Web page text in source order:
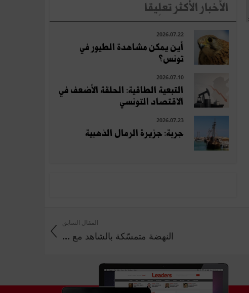
الأخبار الأكثر تعلِيقا
2026.07.22
أين يمكن مشاهدة الطيور في
تونس؟
2026.07.10
التبعية الطاقية: الحلقة الأضعف في
الاقتصاد التونسي
2026.07.23
جربة: جزيرة الرمال الذهبية
المقال السابق
النهضة متمسّكة بالشاهد مع ...